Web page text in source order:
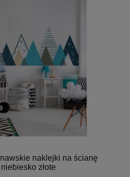
naklejki na ścianę
złote